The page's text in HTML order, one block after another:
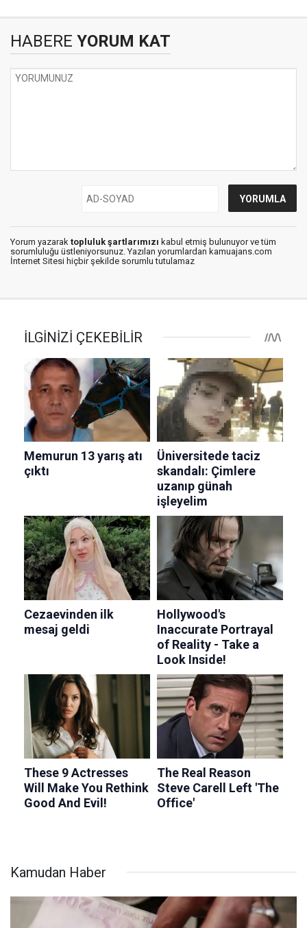
HABERE YORUM KAT
Yorum yazarak topluluk şartlarımızı kabul etmiş bulunuyor ve tüm
sorumluluğu üstleniyorsunuz. Yazılan yorumlardan kamuajans.com
İnternet Sitesi hiçbir şekilde sorumlu tutulamaz
Kamudan Haber